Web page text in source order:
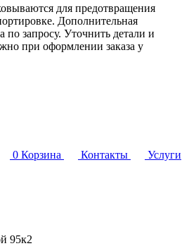
для предотвращения
Дополнительная
по запросу. Уточнить детали и
при оформлении заказа у
0 Корзина Контакты
Услуги
95к2